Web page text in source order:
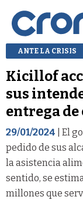
ANTE LA CRISIS
Kicillof
sus
entrega
29/01/2024 | El
pedido de sus
la asistencia
sentido, se
millones que